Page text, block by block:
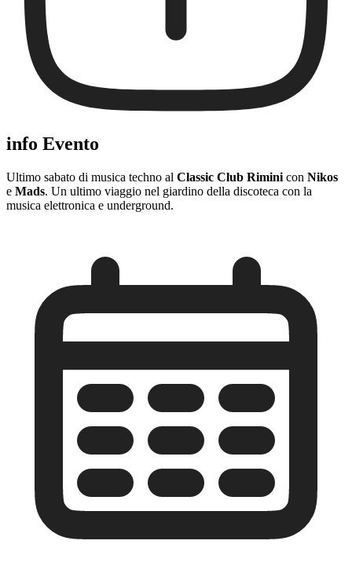
info Evento
Ultimo sabato di musica techno al Classic Club Rimini con Nikos
e Mads. Un ultimo viaggio nel giardino della discoteca con la
musica elettronica e underground.